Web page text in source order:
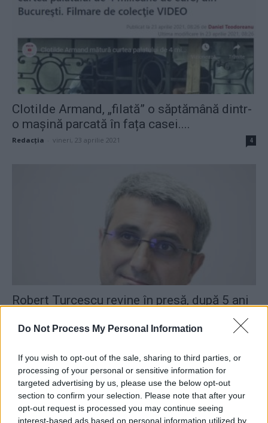
Do Not Process My Personal Information
If you wish to opt-out of the sale, sharing to third parties, or
processing of your personal or sensitive information for
targeted advertising by us, please use the below opt-out
section to confirm your selection. Please note that after your
opt-out request is processed you may continue seeing
interest-based ads based on personal information utilized by
Clotilde Armand, „filată” o săptămână dintr-
o mașină parcată în fața casei....
Redacţia vineri, 23 aprilie 2021 4
Robert Turcescu revine în presă, după 5 ani
Robert Mateescu - miercuri, 20 ianuarie 2021
Începe procesul tranzacției prin care
„Evenimentul zilei” a ajuns, ca șpagă,...
Robert Mateescu - duminică, 19 iulie 2020